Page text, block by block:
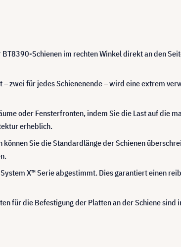
Schienen im rechten Winkel direkt an den
zwei für jedes Schienenende – wird eine extrem
oder Fensterfronten, indem Sie die Last auf die
erheblich.
können Sie die Standardlänge der Schienen
X™ Serie abgestimmt. Dies garantiert einen
für die Befestigung der Platten an der Schiene sind